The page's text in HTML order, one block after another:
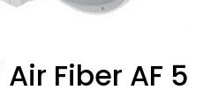
Fiber AF 5